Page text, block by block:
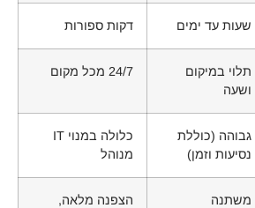
שעות עד ימים דקות ספורות
תלוי במיקום
ושעה
24/7 מכל מקום
גבוהה (כוללת
נסיעות וזמן)
כלולה במנוי IT
מנוהל
משתנה
הצפנה מלאה,